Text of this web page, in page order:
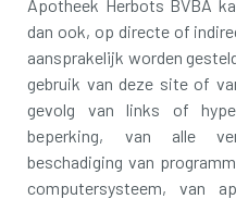
Apotheek Herbots BVBA
dan ook, op directe of
aansprakelijk worden
gebruik van deze site of
gevolg van links of
beperking, van alle
beschadiging van
computersysteem, van